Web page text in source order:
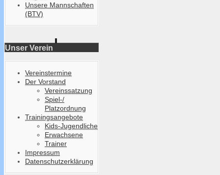
Unsere Mannschaften
(BTV)
Unser Verein
Vereinstermine
Der Vorstand
Vereinssatzung
Spiel-/
Platzordnung
Trainingsangebote
Kids-Jugendliche
Erwachsene
Trainer
Impressum
Datenschutzerklärung